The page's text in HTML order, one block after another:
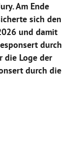
Am Ende
sich den
und damit
durch
die Loge der
durch die